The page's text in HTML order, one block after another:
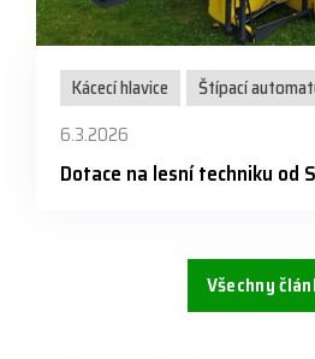
Kácecí hlavice Štípací
6.3.2026
Dotace na lesní techniku od
Všechny